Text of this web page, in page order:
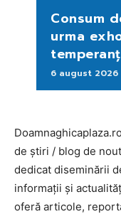
Consum
urma
6 august 2026
de știri / blog de
dedicat diseminării
informații și
oferă articole,